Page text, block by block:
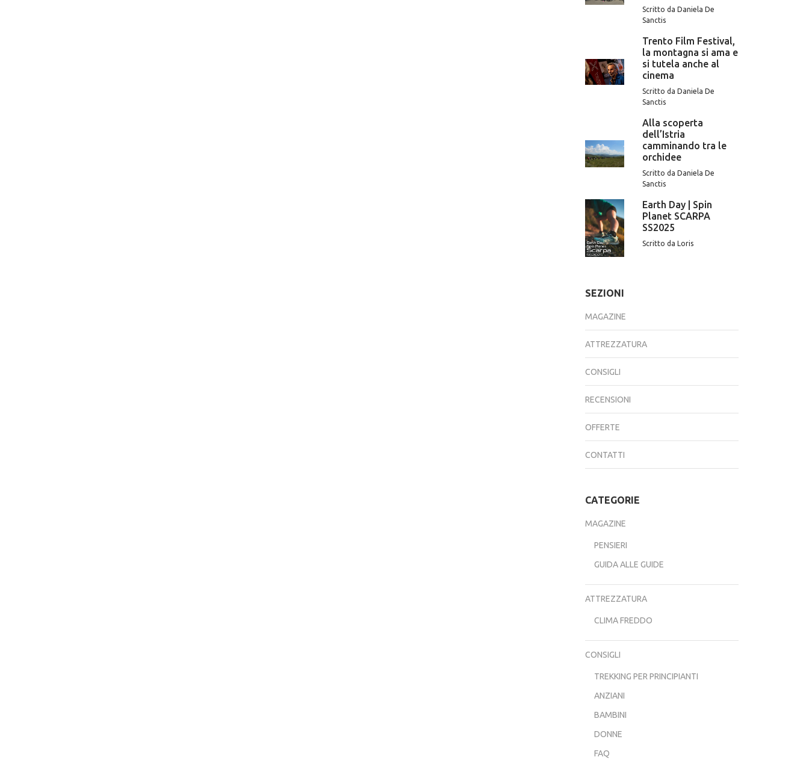
Scritto da Daniela De
Sanctis
Trento Film Festival,
la montagna si ama e
si tutela anche al
cinema
Scritto da Daniela De
Sanctis
Alla scoperta
dell’Istria
camminando tra le
orchidee
Scritto da Daniela De
Sanctis
Earth Day | Spin
Planet SCARPA
SS2025
Scritto da Loris
SEZIONI
MAGAZINE
ATTREZZATURA
CONSIGLI
RECENSIONI
OFFERTE
CONTATTI
CATEGORIE
MAGAZINE
PENSIERI
GUIDA ALLE GUIDE
ATTREZZATURA
CLIMA FREDDO
CONSIGLI
TREKKING PER PRINCIPIANTI
ANZIANI
BAMBINI
DONNE
FAQ